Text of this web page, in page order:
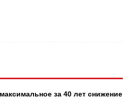
за 40 лет снижение